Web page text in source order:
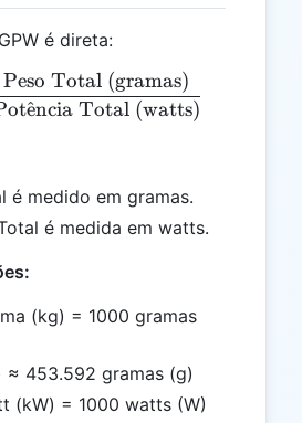
é direta:
GPW = \frac{\text{Peso
e
ˆncia Total (watts)
Peso Total (gramas)
é medido em gramas.
é medida em watts.
(kg) = 1000 gramas
≈ 453.592 gramas (g)
(kW) = 1000 watts (W)